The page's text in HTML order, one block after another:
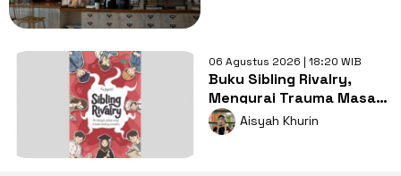
06 Agustus 2026 | 18:20 WIB
Buku Sibling Rivalry,
Mengurai Trauma Masa
Kecil dan Persaingan
Antarsaudara
Aisyah Khurin